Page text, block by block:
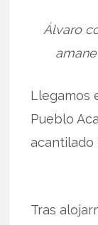
Álvaro
Llegamos
Pueblo
acantilado
Tras